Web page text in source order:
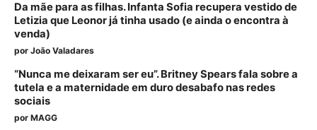
Da mãe para as filhas. Infanta Sofia recupera vestido de
Letizia que Leonor já tinha usado (e ainda o encontra à
venda)
por João Valadares
“Nunca me deixaram ser eu”. Britney Spears fala sobre a
tutela e a maternidade em duro desabafo nas redes
sociais
por MAGG